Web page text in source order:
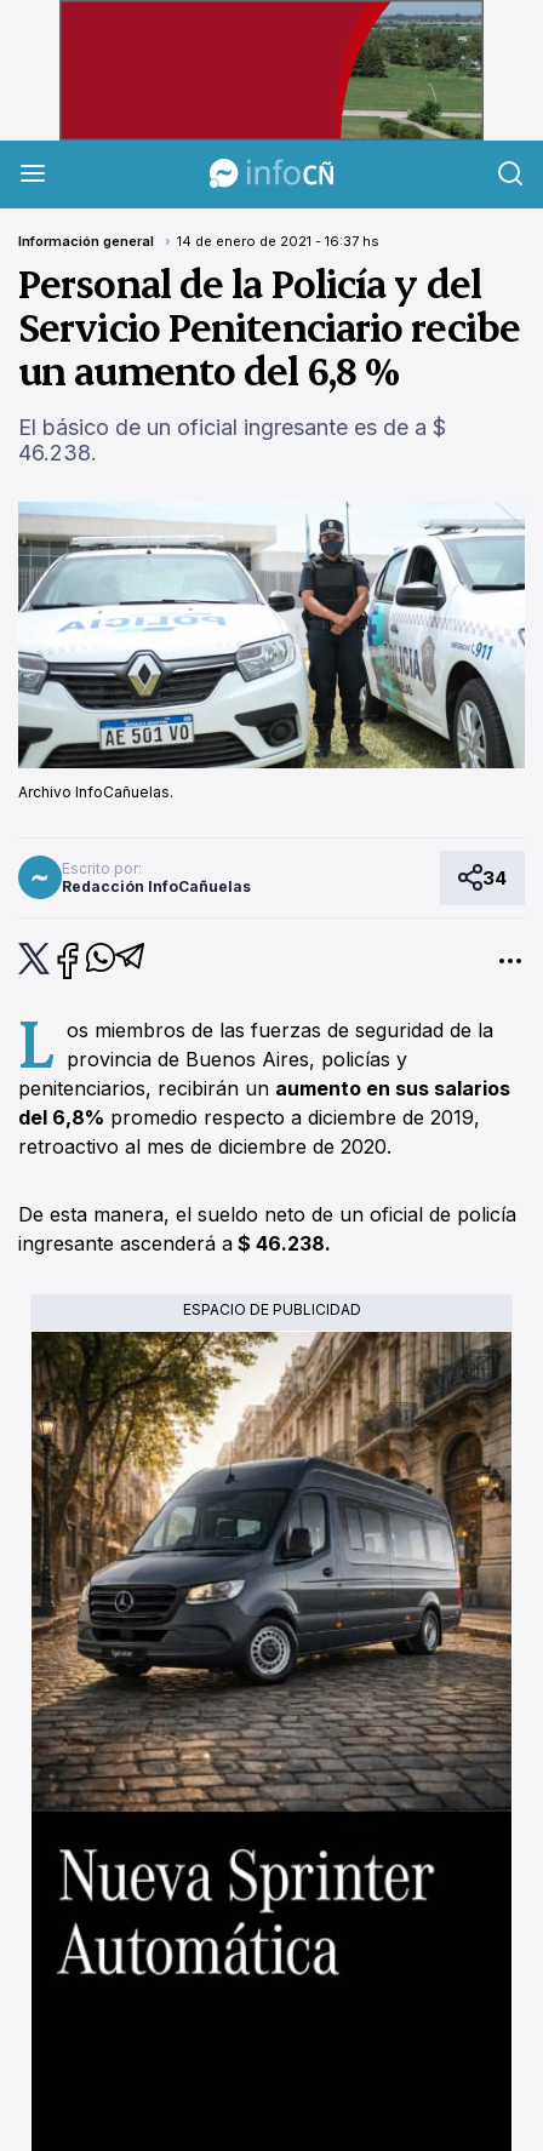
InfoCañuelas
Información general 14 de enero de 2021 - 16:37 hs
Personal de la Policía y del
Servicio Penitenciario recibe
un aumento del 6,8 %
El básico de un oficial ingresante es de a $
46.238.
Archivo InfoCañuelas.
Escrito por:
Redacción InfoCañuelas
34
L os miembros de las fuerzas de seguridad de la
provincia de Buenos Aires, policías y
penitenciarios, recibirán un aumento en sus salarios
del 6,8% promedio respecto a diciembre de 2019,
retroactivo al mes de diciembre de 2020.
De esta manera, el sueldo neto de un oficial de policía
ingresante ascenderá a $ 46.238.
ESPACIO DE PUBLICIDAD